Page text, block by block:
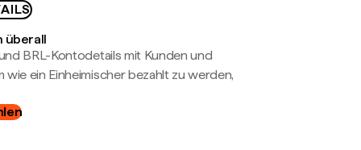
überall
und BRL-Kontodetails mit Kunden und
wie ein Einheimischer bezahlt zu werden,